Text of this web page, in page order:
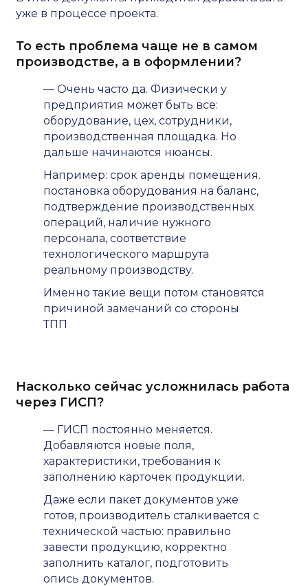
уже в процессе проекта.
То есть проблема чаще не в самом
производстве, а в оформлении?
— Очень часто да. Физически у
предприятия может быть все:
оборудование, цех, сотрудники,
производственная площадка. Но
дальше начинаются нюансы.
Например: срок аренды помещения.
постановка оборудования на баланс,
подтверждение производственных
операций, наличие нужного
персонала, соответствие
технологического маршрута
реальному производству.
Именно такие вещи потом становятся
причиной замечаний со стороны
ТПП
Насколько сейчас усложнилась работа
через ГИСП?
— ГИСП постоянно меняется.
Добавляются новые поля,
характеристики, требования к
заполнению карточек продукции.
Даже если пакет документов уже
готов, производитель сталкивается с
технической частью: правильно
завести продукцию, корректно
заполнить каталог, подготовить
опись документов.